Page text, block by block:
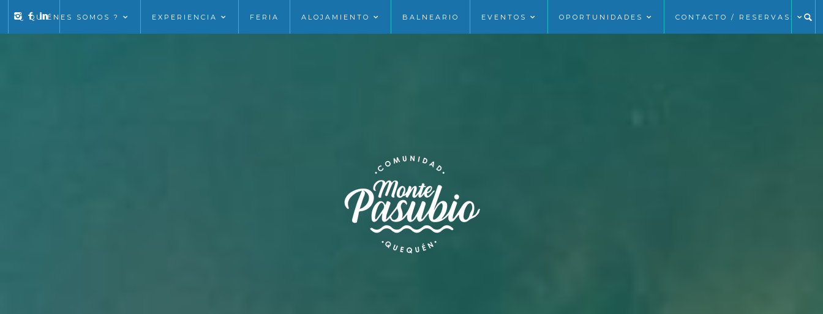
¿ QUIÉNES SOMOS ? EXPERIENCIA FERIA ALOJAMIENTO BALNEARIO EVENTOS OPORTUNIDADES CONTACTO / RESERVAS: